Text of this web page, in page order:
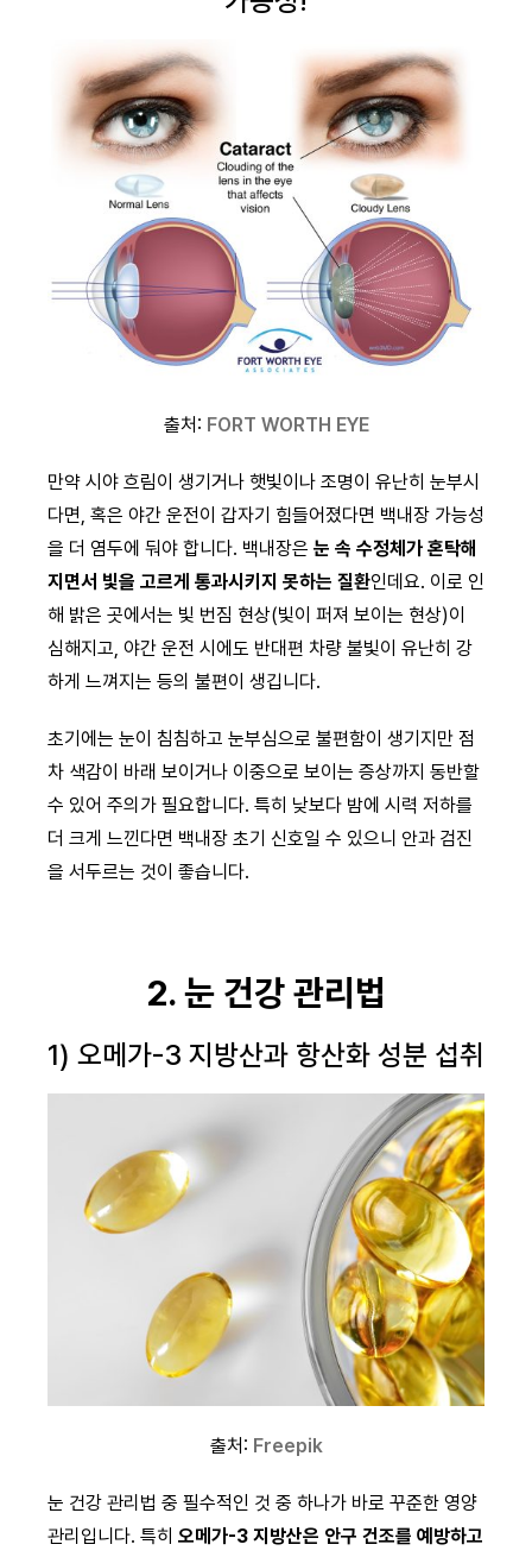
출처: FORT WORTH EYE
만약 시야 흐림이 생기거나 햇빛이나 조명이 유난히 눈부시
다면, 혹은 야간 운전이 갑자기 힘들어졌다면 백내장 가능성
을 더 염두에 둬야 합니다. 백내장은 눈 속 수정체가 혼탁해
지면서 빛을 고르게 통과시키지 못하는 질환인데요. 이로 인
해 밝은 곳에서는 빛 번짐 현상(빛이 퍼져 보이는 현상)이
심해지고, 야간 운전 시에도 반대편 차량 불빛이 유난히 강
하게 느껴지는 등의 불편이 생깁니다.
초기에는 눈이 침침하고 눈부심으로 불편함이 생기지만 점
차 색감이 바래 보이거나 이중으로 보이는 증상까지 동반할
수 있어 주의가 필요합니다. 특히 낮보다 밤에 시력 저하를
더 크게 느낀다면 백내장 초기 신호일 수 있으니 안과 검진
을 서두르는 것이 좋습니다.
2. 눈 건강 관리법
1) 오메가-3 지방산과 항산화 성분 섭취
출처: Freepik
눈 건강 관리법 중 필수적인 것 중 하나가 바로 꾸준한 영양
관리입니다. 특히 오메가-3 지방산은 안구 건조를 예방하고